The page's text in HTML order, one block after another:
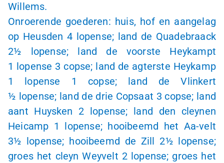
Willems.
Onroerende goederen: huis, hof en aangelag
op Heusden 4 lopense; land de Quadebraack
2½ lopense; land de voorste Heykampt
1 lopense 3 copse; land de agterste Heykamp
1 lopense
1 copse; land de Vlinkert
½ lopense; land de drie Copsaat 3 copse; land
aant Huysken 2 lopense; land den cleynen
Heicamp 1 lopense; hooibeemd het Aa-velt
3½ lopense; hooibeemd de Zill 2½ lopense;
groes het cleyn Weyvelt 2 lopense; groes het